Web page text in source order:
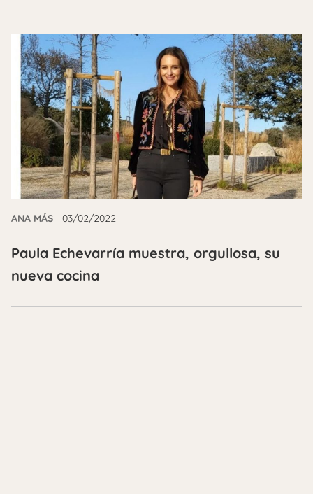
ANA MÁS 03/02/2022
Paula Echevarría muestra, orgullosa, su
nueva cocina